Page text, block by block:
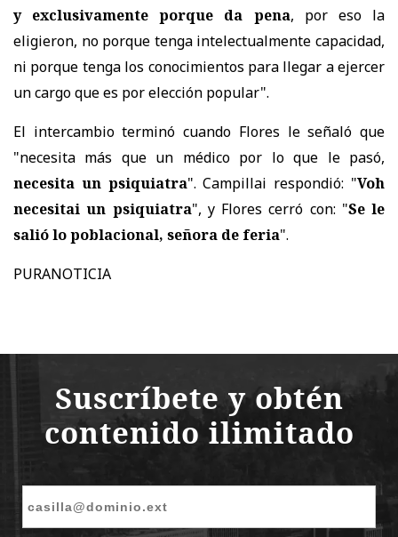
y exclusivamente porque da pena, por eso la
eligieron, no porque tenga intelectualmente capacidad,
ni porque tenga los conocimientos para llegar a ejercer
un cargo que es por elección popular".
El intercambio terminó cuando Flores le señaló que
"necesita más que un médico por lo que le pasó,
necesita un psiquiatra". Campillai respondió: "Voh
necesitai un psiquiatra", y Flores cerró con: "Se le
salió lo poblacional, señora de feria".
PURANOTICIA